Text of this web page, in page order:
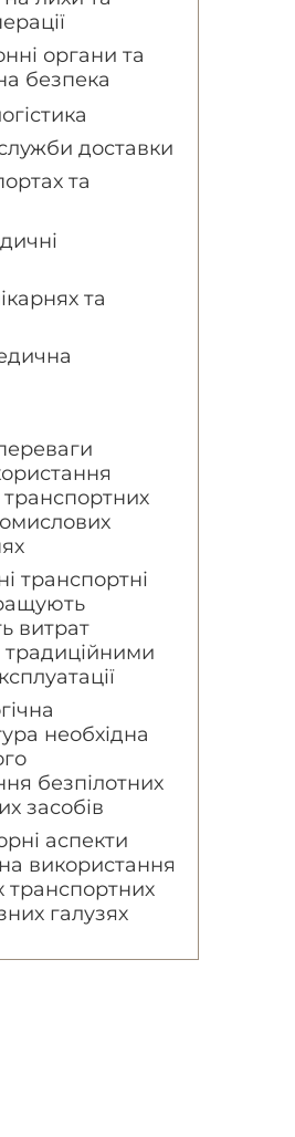
органи та
безпека
доставки
та
та
транспортних
транспортні
витрат
традиційними
необхідна
безпілотних
засобів
аспекти
використання
транспортних
галузях